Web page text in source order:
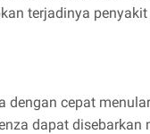
terjadinya
dengan cepat
dapat disebarkan